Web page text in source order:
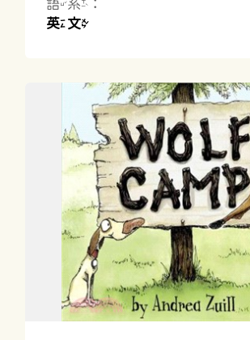
語系：
英文